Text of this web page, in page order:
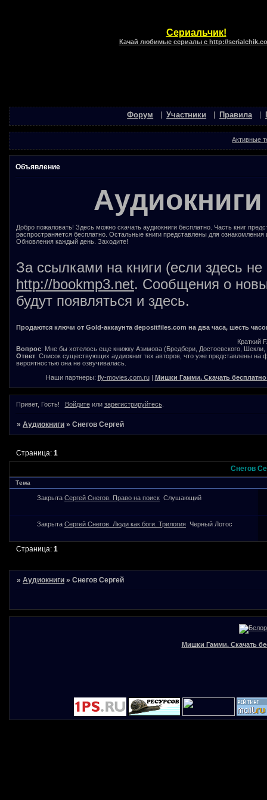
Сериальчик!
Качай любимые сериалы с http://
Форум Участники Правила
Активные
Объявление
Добро пожаловать! Здесь можно скачать аудиокниги бесплатно. Часть книг
распространяется бесплатно. Остальные книги представлены для
Обновления каждый день. Заходите!
За ссылками на книги (если здесь
http://bookmp3.net. Сообщения о
будут появляться и здесь.
Продаются ключи от Gold-аккаунта depositfiles.com на два часа, шесть
Краткий
Вопрос: Мне бы хотелось еще книжку Азимова (Бредбери, Достоевского, Шекли,
Ответ: Список существующих аудиокниг тех авторов, что уже представлены на
вероятностью она не озвучивалась.
Наши партнеры: fly-movies.com.ru| Мишки Гамми. Скачать
Привет, Гость! Войдитеили зарегистрируйтесь.
»Аудиокниги »Снегов Сергей
Снегов
Страница:1
Тема
Закрыта Сергей Снегов. Право на поиск Слушающий
Закрыта Сергей Снегов. Люди как боги. Трилогия Черный Лотос
Страница:1
»Аудиокниги »Снегов Сергей
Мишки Гамми. Скачать